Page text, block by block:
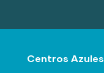
Centros Azules